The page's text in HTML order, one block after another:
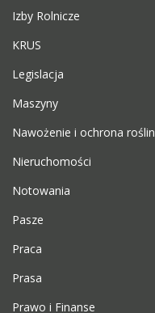
Izby Rolnicze
KRUS
Legislacja
Maszyny
Nawożenie i ochrona roślin
Nieruchomości
Notowania
Pasze
Praca
Prasa
Prawo i Finanse